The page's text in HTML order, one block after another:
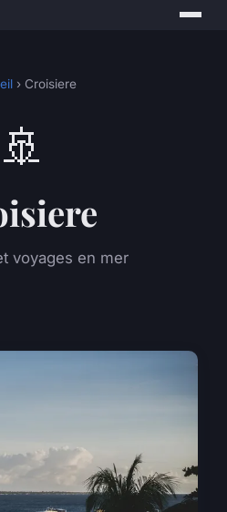
› Croisiere
🚢
voyages en mer